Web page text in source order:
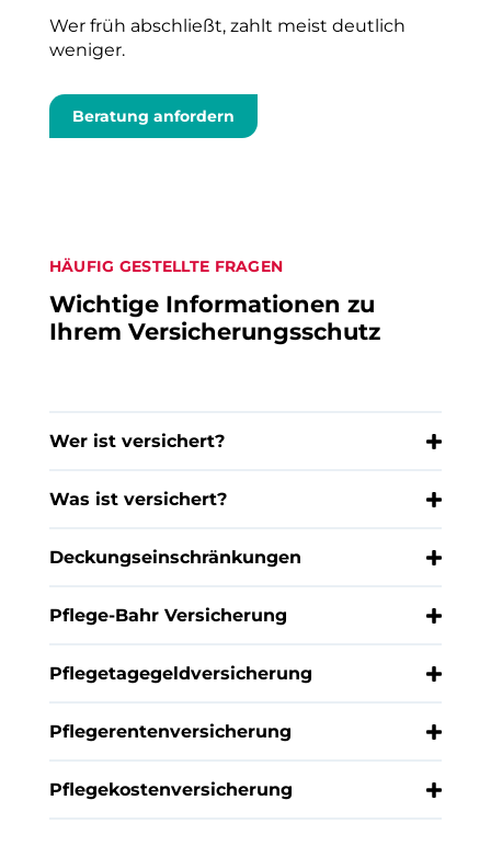
Wer früh abschließt, zahlt meist deutlich
weniger.
Beratung anfordern
HÄUFIG GESTELLTE FRAGEN
Wichtige Informationen zu
Ihrem Versicherungsschutz
Wer ist versichert?
Was ist versichert?
Deckungseinschränkungen
Pflege-Bahr Versicherung
Pflegetagegeldversicherung
Pflegerentenversicherung
Pflegekostenversicherung